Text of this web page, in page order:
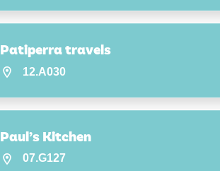
Patiperra travels
12.A030
Paul’s Kitchen
07.G127